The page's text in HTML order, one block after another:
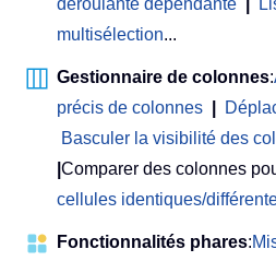
déroulante dépendante
multisélection...
Gestionnaire de colonnes:
précis de colonnes
Basculer la visibilité des
Comparer des colonnes
cellules identiques/
Fonctionnalités phares: